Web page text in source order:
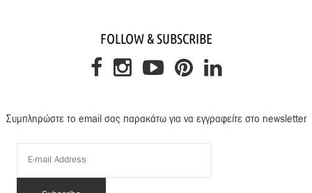
FOLLOW & SUBSCRIBE
Συμπληρώστε το email σας παρακάτω για να εγγραφείτε στο newsletter